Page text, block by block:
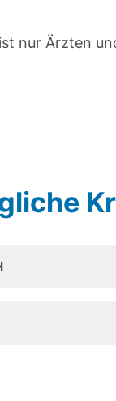
nur Ärzten